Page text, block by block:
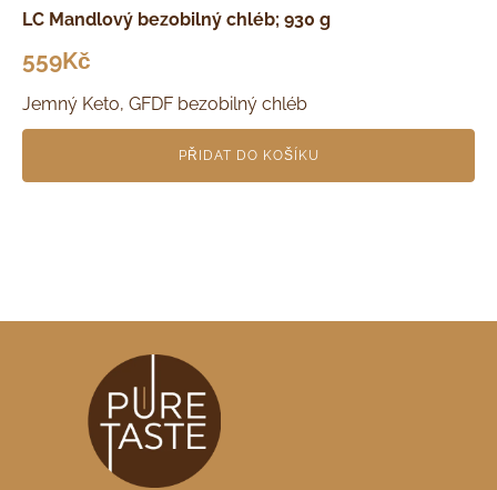
LC Mandlový bezobilný chléb; 930 g
559Kč
Jemný Keto, GFDF bezobilný chléb
PŘIDAT DO KOŠÍKU